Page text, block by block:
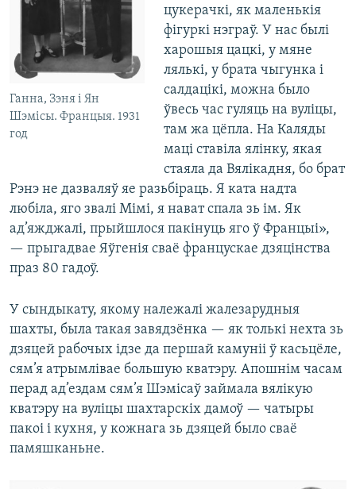
Ганна, Зэня і Ян
Шэмісы. Францыя. 1931
год
цукерачкі, як маленькія
фігуркі нэграў. У нас былі
харошыя цацкі, у мяне
лялькі, у брата чыгунка і
салдацікі, можна было
ўвесь час гуляць на вуліцы,
там жа цёпла. На Каляды
маці ставіла ялінку, якая
стаяла да Вялікадня, бо брат
Рэнэ не дазваляў яе разьбіраць. Я ката надта
любіла, яго звалі Мімі, я нават спала зь ім. Як
ад’яжджалі, прыйшлося пакінуць яго ў Францыі»,
— прыгадвае Яўгенія сваё францускае дзяцінства
праз 80 гадоў.
У сындыкату, якому належалі жалезарудныя
шахты, была такая завядзёнка — як толькі нехта зь
дзяцей рабочых ідзе да першай камуніі ў касьцёле,
сям’я атрымлівае большую кватэру. Апошнім часам
перад ад’ездам сям’я Шэмісаў займала вялікую
кватэру на вуліцы шахтарскіх дамоў — чатыры
пакоі і кухня, у кожнага зь дзяцей было сваё
памяшканьне.